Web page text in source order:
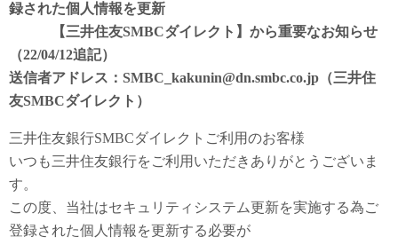
録された個人情報を更新
【三井住友SMBCダイレクト】から重要なお知らせ
（22/04/12追記）
送信者アドレス：SMBC_kakunin@dn.smbc.co.jp（三井住
友SMBCダイレクト）
三井住友銀行SMBCダイレクトご利用のお客様
いつも三井住友銀行をご利用いただきありがとうございま
す。
この度、当社はセキュリティシステム更新を実施する為ご
登録された個人情報を更新する必要が